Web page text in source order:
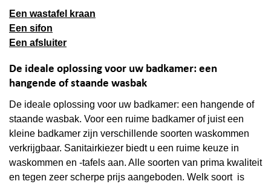
Een wastafel kraan
Een sifon
Een afsluiter
De ideale oplossing voor uw badkamer: een
hangende of staande wasbak
De ideale oplossing voor uw badkamer: een hangende of
staande wasbak. Voor een ruime badkamer of juist een
kleine badkamer zijn verschillende soorten waskommen
verkrijgbaar. Sanitairkiezer biedt u een ruime keuze in
waskommen en -tafels aan. Alle soorten van prima kwaliteit
en tegen zeer scherpe prijs aangeboden. Welk soort is